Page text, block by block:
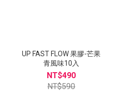
UP FAST FLOW 果膠-芒果
青風味10入
NT$490
NT$590